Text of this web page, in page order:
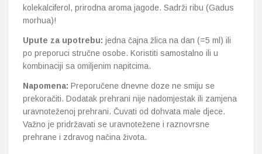
kolekalciferol, prirodna aroma jagode. Sadrži ribu (Gadus
morhua)!
Upute za upotrebu: jedna čajna žlica na dan (=5 ml) ili
po preporuci stručne osobe. Koristiti samostalno ili u
kombinaciji sa omiljenim napitcima.
Napomena: Preporučene dnevne doze ne smiju se
prekoračiti. Dodatak prehrani nije nadomjestak ili zamjena
uravnoteženoj prehrani. Čuvati od dohvata male djece.
Važno je pridržavati se uravnotežene i raznovrsne
prehrane i zdravog načina života.